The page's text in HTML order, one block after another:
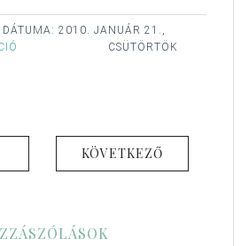
DÁTUMA: 2010. JANUÁR 21.,
CSÜTÖRTÖK
KÖVETKEZŐ